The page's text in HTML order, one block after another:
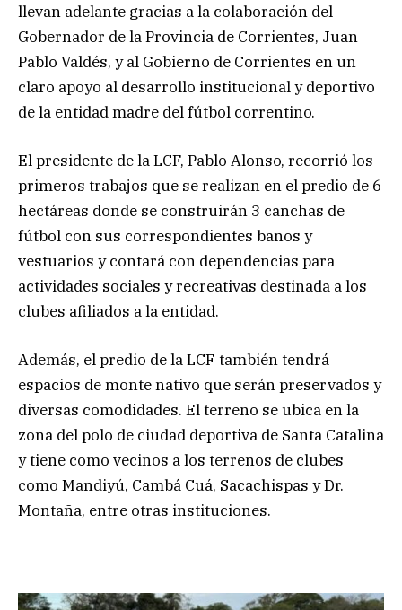
llevan adelante gracias a la colaboración del
Gobernador de la Provincia de Corrientes, Juan
Pablo Valdés, y al Gobierno de Corrientes en un
claro apoyo al desarrollo institucional y deportivo
de la entidad madre del fútbol correntino.
El presidente de la LCF, Pablo Alonso, recorrió los
primeros trabajos que se realizan en el predio de 6
hectáreas donde se construirán 3 canchas de
fútbol con sus correspondientes baños y
vestuarios y contará con dependencias para
actividades sociales y recreativas destinada a los
clubes afiliados a la entidad.
Además, el predio de la LCF también tendrá
espacios de monte nativo que serán preservados y
diversas comodidades. El terreno se ubica en la
zona del polo de ciudad deportiva de Santa Catalina
y tiene como vecinos a los terrenos de clubes
como Mandiyú, Cambá Cuá, Sacachispas y Dr.
Montaña, entre otras instituciones.